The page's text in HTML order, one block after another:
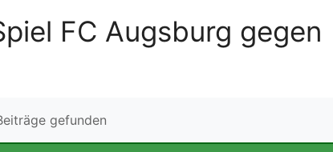
FC Augsburg gegen
gefunden